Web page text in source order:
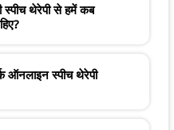
थेरेपी से हमें कब
ऑनलाइन स्पीच थेरेपी